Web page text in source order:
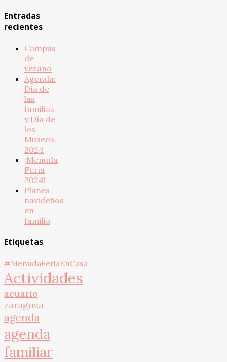
Entradas
recientes
Campus
de
verano
Agenda:
Día de
las
familias
y Día de
los
Museos
2024
¡Menuda
Feria
2024!
Planes
navideños
en
familia
Etiquetas
#MenudaFeriaEnCasa
Actividades
acuario
zaragoza
agenda
agenda
familiar